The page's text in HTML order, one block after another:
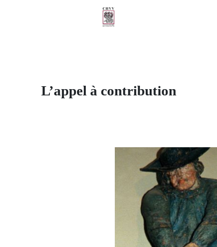
L’appel à contribution